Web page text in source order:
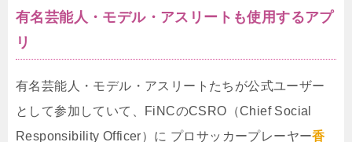
有名芸能人・モデル・アスリートも使用するアプ
リ
有名芸能人・モデル・アスリートたちが公式ユーザー
として参加していて、FiNCのCSRO（Chief Social
Responsibility Officer）に プロサッカープレーヤー香